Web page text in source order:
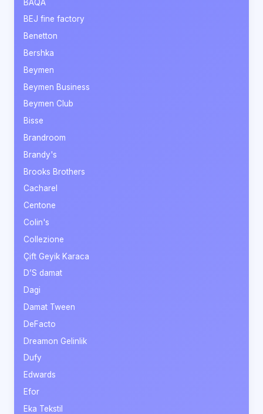
BAQA
BEJ fine factory
Benetton
Bershka
Beymen
Beymen Business
Beymen Club
Bisse
Brandroom
Brandy's
Brooks Brothers
Cacharel
Centone
Colin's
Collezione
Çift Geyik Karaca
D’S damat
Dagi
Damat Tween
DeFacto
Dreamon Gelinlik
Dufy
Edwards
Efor
Eka Tekstil